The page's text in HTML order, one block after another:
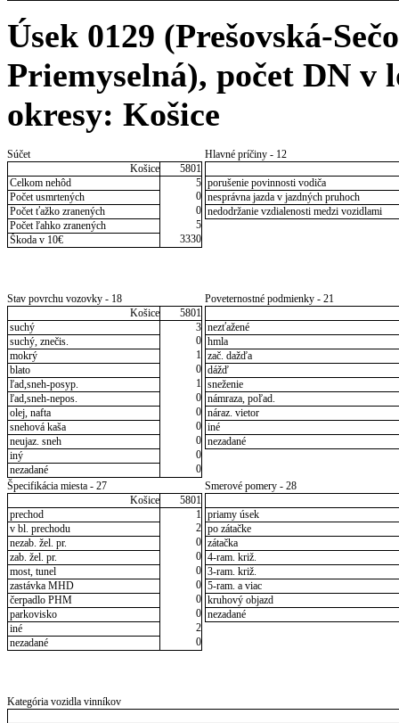
Úsek 0129 (Prešovská-
Priemyselná), počet DN
okresy: Košice
Súčet
Košice
5801
Celkom nehôd
5
Počet usmrtených
0
Počet ťažko zranených
0
Počet ľahko zranených
5
Škoda v 10€
3330
Hlavné príčiny - 12
porušenie povinnosti vodiča
nesprávna jazda v jazdných pruhoch
nedodržanie vzdialenosti medzi vozidlami
Stav povrchu vozovky - 18
Košice
5801
suchý
3
suchý, znečis.
0
mokrý
1
blato
0
ľad,sneh-posyp.
1
ľad,sneh-nepos.
0
olej, nafta
0
snehová kaša
0
neujaz. sneh
0
iný
0
nezadané
0
Poveternostné podmienky - 21
nezťažené
hmla
zač. dažďa
dážď
sneženie
námraza, poľad.
náraz. vietor
iné
nezadané
Špecifikácia miesta - 27
Košice
5801
prechod
1
v bl. prechodu
2
nezab. žel. pr.
0
zab. žel. pr.
0
most, tunel
0
zastávka MHD
0
čerpadlo PHM
0
parkovisko
0
iné
2
nezadané
0
Smerové pomery - 28
priamy úsek
po zátačke
zátačka
4-ram. križ.
3-ram. križ.
5-ram. a viac
kruhový objazd
nezadané
Kategória vozidla vinníkov